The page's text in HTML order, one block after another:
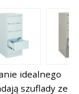
idealnego
szuflady ze